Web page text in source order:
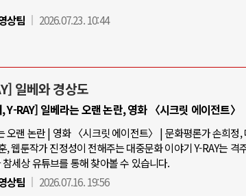
상팀
2026.07.23. 10:44
일베와 경상도
Y-RAY] 일베라는 오랜 논란, 영화 〈시크릿 에이전트〉
오랜 논란 | 영화 〈시크릿 에이전트〉 | 문화평론가 손희정,
, 웹툰작가 진정성이 전해주는 대중문화 이야기 Y-RAY는 격
세상 유튜브를 통해 찾아볼 수 있습니다.
상팀
2026.07.16. 19:56